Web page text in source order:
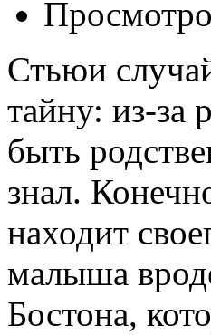
Стьюи
тайну: из-за
быть
знал.
находит
малыша
Бостона,